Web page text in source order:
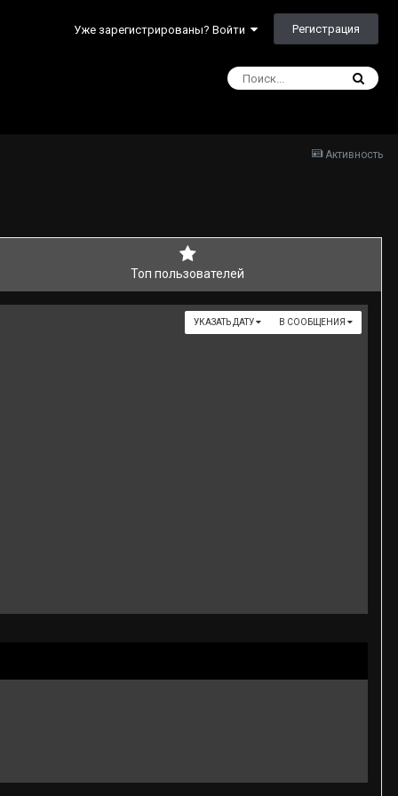
Уже зарегистрированы? Войти Регистрация
Активность
Топ пользователей
В СООБЩЕНИЯ
УКАЗАТЬ ДАТУ